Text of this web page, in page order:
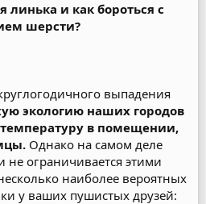
линька и как бороться с
шерсти?
выпадения
экологию наших городов
в помещении,
Однако на самом деле
не ограничивается этими
наиболее вероятных
у ваших пушистых друзей: